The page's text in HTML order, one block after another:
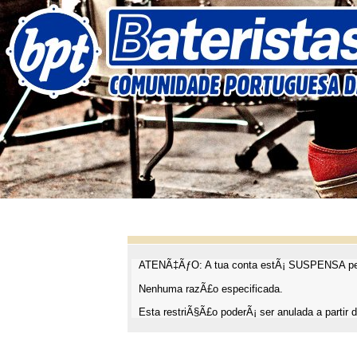
ATENÃ‡ÃƒO: A tua conta estÃ¡ SUSPENSA
Nenhuma razÃ£o especificada.
Esta restriÃ§Ã£o poderÃ¡ ser anulada a partir